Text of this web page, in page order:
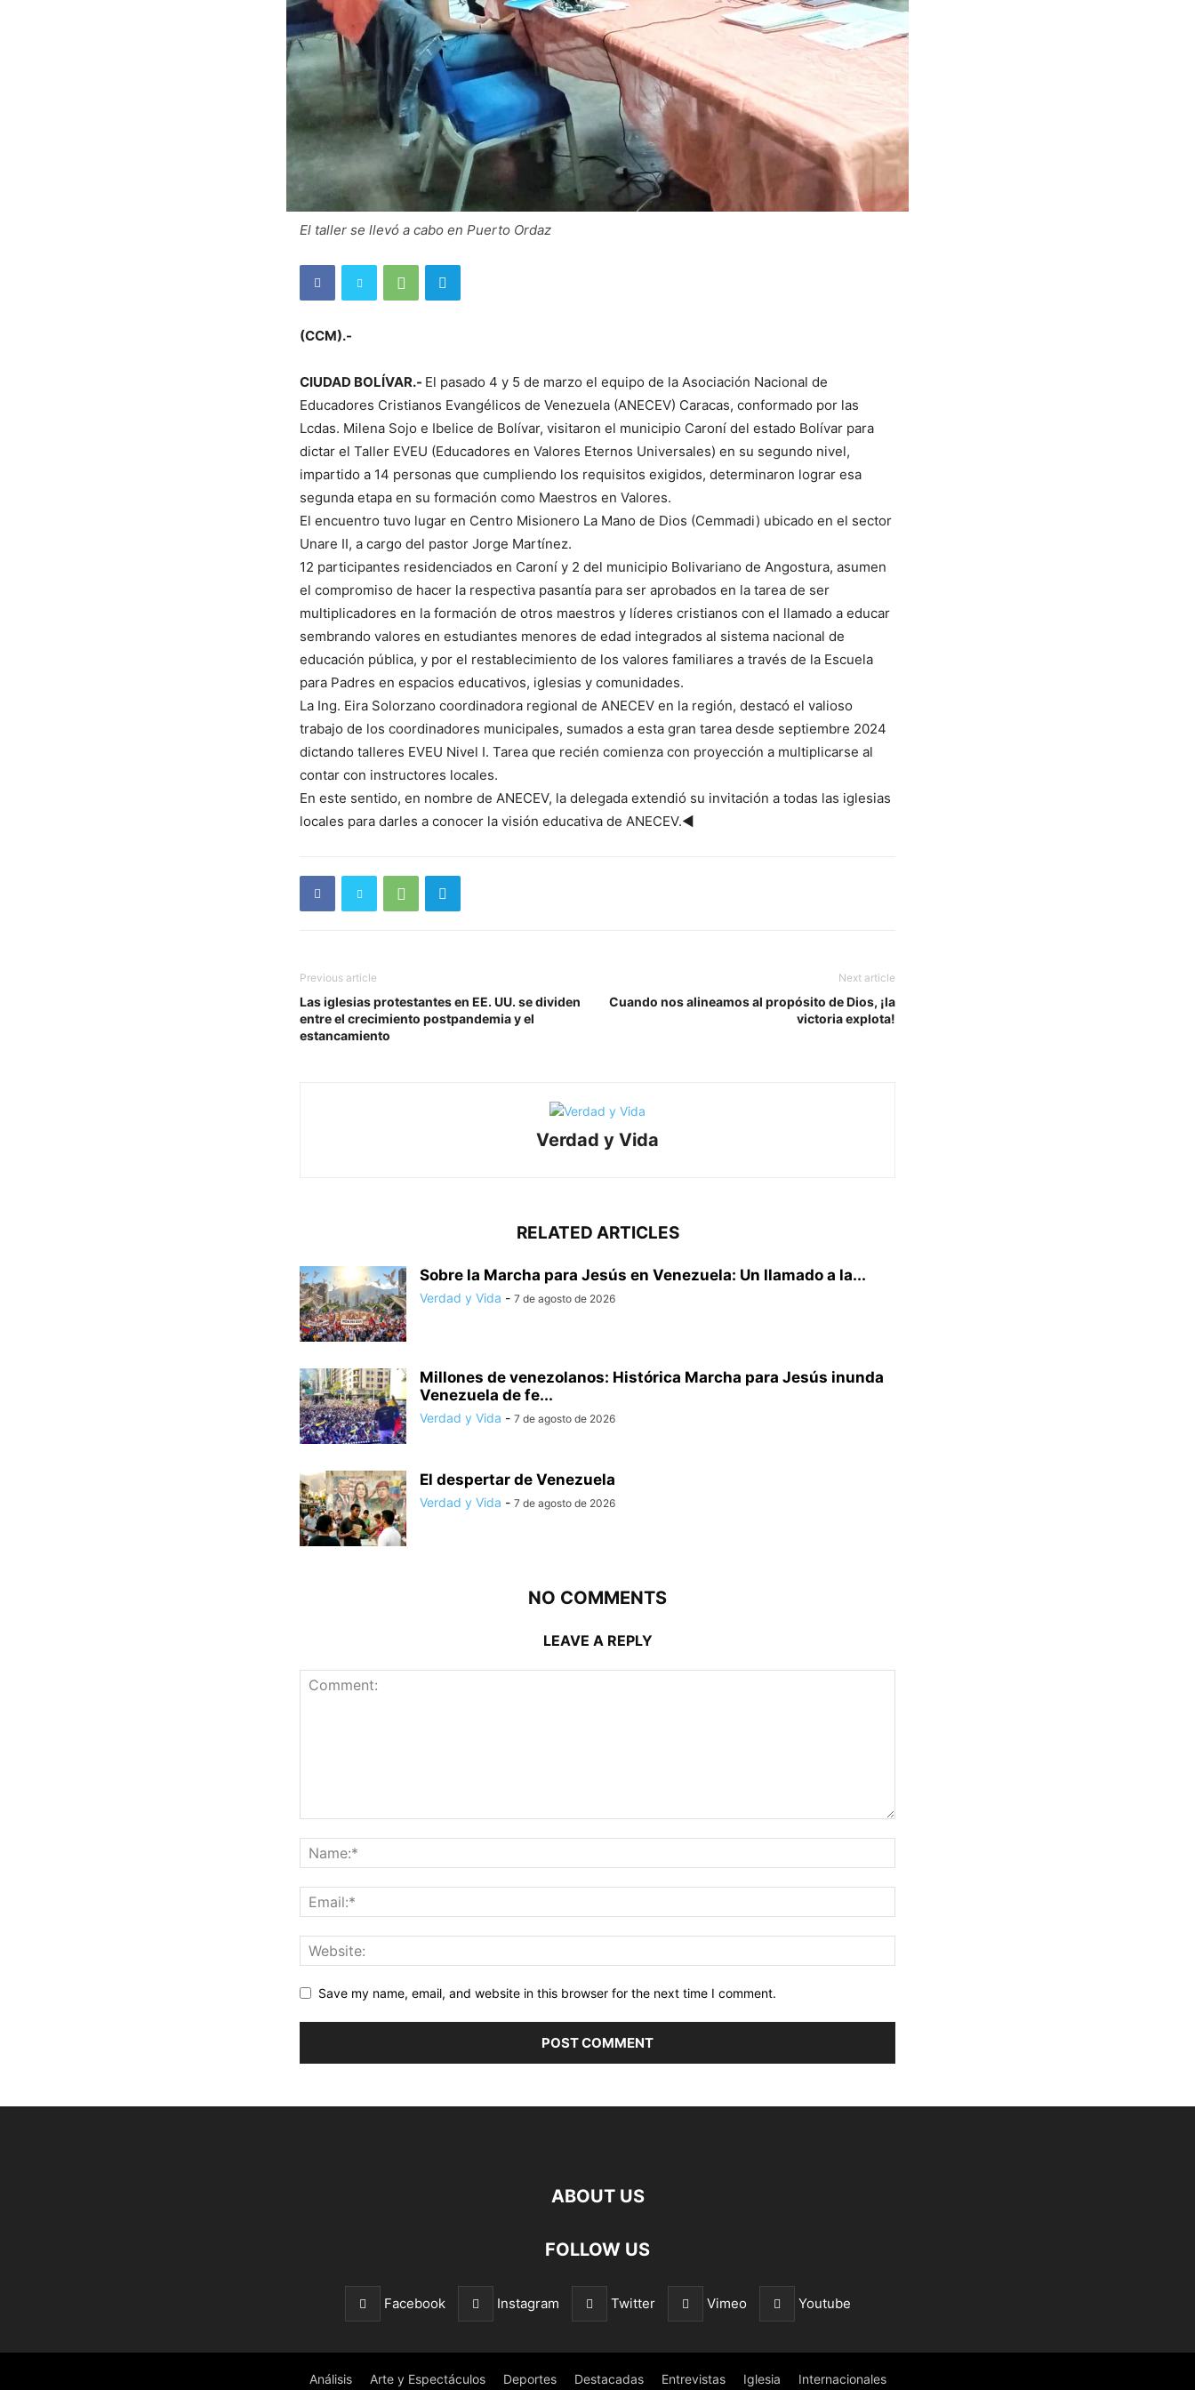
El taller se llevó a cabo en Puerto Ordaz
(CCM).-
CIUDAD BOLÍVAR.- El pasado 4 y 5 de marzo el equipo de la Asociación Nacional de
Educadores Cristianos Evangélicos de Venezuela (ANECEV) Caracas, conformado por las
Lcdas. Milena Sojo e Ibelice de Bolívar, visitaron el municipio Caroní del estado Bolívar para
dictar el Taller EVEU (Educadores en Valores Eternos Universales) en su segundo nivel,
impartido a 14 personas que cumpliendo los requisitos exigidos, determinaron lograr esa
segunda etapa en su formación como Maestros en Valores.
El encuentro tuvo lugar en Centro Misionero La Mano de Dios (Cemmadi) ubicado en el sector
Unare II, a cargo del pastor Jorge Martínez.
12 participantes residenciados en Caroní y 2 del municipio Bolivariano de Angostura, asumen
el compromiso de hacer la respectiva pasantía para ser aprobados en la tarea de ser
multiplicadores en la formación de otros maestros y líderes cristianos con el llamado a educar
sembrando valores en estudiantes menores de edad integrados al sistema nacional de
educación pública, y por el restablecimiento de los valores familiares a través de la Escuela
para Padres en espacios educativos, iglesias y comunidades.
La Ing. Eira Solorzano coordinadora regional de ANECEV en la región, destacó el valioso
trabajo de los coordinadores municipales, sumados a esta gran tarea desde septiembre 2024
dictando talleres EVEU Nivel I. Tarea que recién comienza con proyección a multiplicarse al
contar con instructores locales.
En este sentido, en nombre de ANECEV, la delegada extendió su invitación a todas las iglesias
locales para darles a conocer la visión educativa de ANECEV.◄
Previous article
Las iglesias protestantes en EE. UU. se dividen
entre el crecimiento postpandemia y el
estancamiento
Next article
Cuando nos alineamos al propósito de Dios, ¡la
victoria explota!
Verdad y Vida
RELATED ARTICLES
Sobre la Marcha para Jesús en Venezuela: Un llamado a la...
Verdad y Vida - 7 de agosto de 2026
Millones de venezolanos: Histórica Marcha para Jesús inunda
Venezuela de fe...
Verdad y Vida - 7 de agosto de 2026
El despertar de Venezuela
Verdad y Vida - 7 de agosto de 2026
NO COMMENTS
LEAVE A REPLY
Save my name, email, and website in this browser for the next time I comment.
ABOUT US
FOLLOW US
Facebook Instagram Twitter Vimeo Youtube
Análisis Arte y Espectáculos Deportes Destacadas Entrevistas Iglesia Internacionales